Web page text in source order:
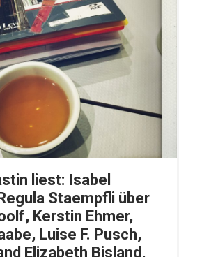
liest: Isabel
Staempfli über
Kerstin Ehmer,
Luise F. Pusch,
Elizabeth Bisland,